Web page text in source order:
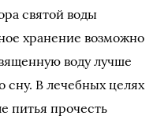
святой воды
хранение возможно
воду лучше
сну. В лечебных целях
питья прочесть